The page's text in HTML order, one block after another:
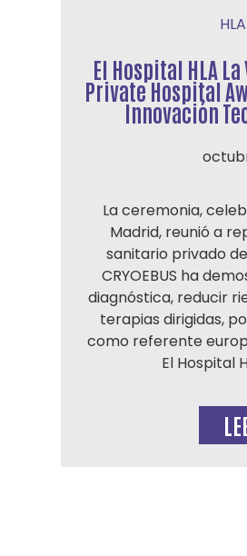
El Hospital HLA
Private Hospital
Innovación
La ceremonia,
Madrid, reunió a
sanitario privado
CRYOEBUS ha
diagnóstica, reducir
terapias dirigidas,
como referente
El Hospital